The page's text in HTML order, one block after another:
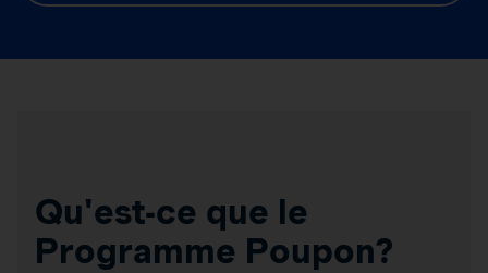
Qu'est-ce que le
Programme Poupon?